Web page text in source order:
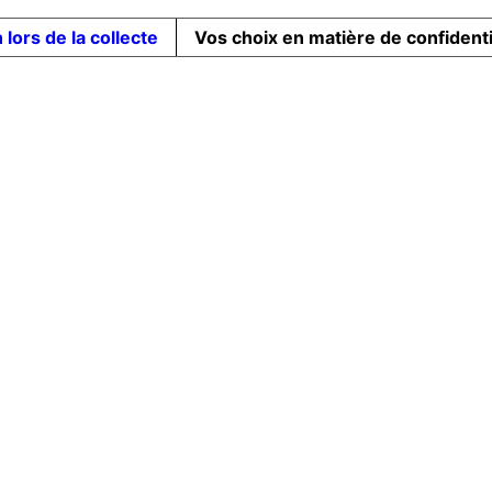
lors de la collecte Vos choix en matière de